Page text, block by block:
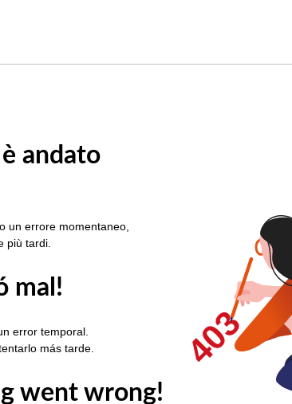
andato
un errore momentaneo,
più tardi.
mal!
error temporal.
más tarde.
went wrong!
403